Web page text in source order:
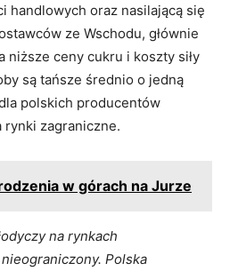
handlowych oraz nasilającą się
ze Wschodu, głównie
niższe ceny cukru i koszty siły
są tańsze średnio o jedną
polskich producentów
rynki zagraniczne.
w górach na Jurze
na rynkach
Polska